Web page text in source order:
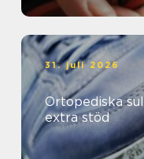
31. juli 2026
Ortopediska
extra stöd